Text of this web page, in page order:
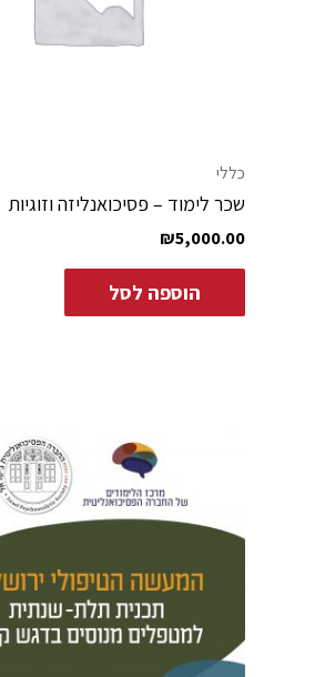
כללי
שכר לימוד – פסיכואנליזה וזוגיות
₪5,000.00
הוספה לסל